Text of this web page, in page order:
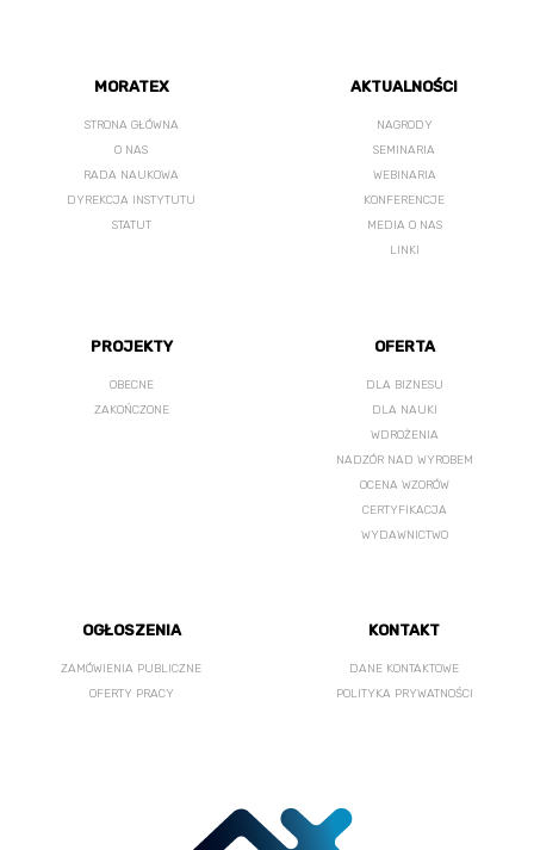
MORATEX
STRONA GŁÓWNA
O NAS
RADA NAUKOWA
DYREKCJA INSTYTUTU
STATUT
AKTUALNOŚCI
NAGRODY
SEMINARIA
WEBINARIA
KONFERENCJE
MEDIA O NAS
LINKI
PROJEKTY
OBECNE
ZAKOŃCZONE
OFERTA
DLA BIZNESU
DLA NAUKI
WDROŻENIA
NADZÓR NAD WYROBEM
OCENA WZORÓW
CERTYFIKACJA
WYDAWNICTWO
OGŁOSZENIA
ZAMÓWIENIA PUBLICZNE
OFERTY PRACY
KONTAKT
DANE KONTAKTOWE
POLITYKA PRYWATNOŚCI